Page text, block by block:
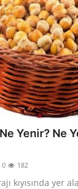
Yenir? Ne
0 182
kıyısında yer